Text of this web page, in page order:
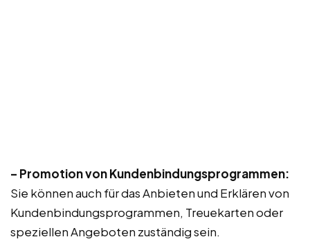
– Promotion von Kundenbindungsprogrammen:
Sie können auch für das Anbieten und Erklären von
Kundenbindungsprogrammen, Treuekarten oder
speziellen Angeboten zuständig sein.